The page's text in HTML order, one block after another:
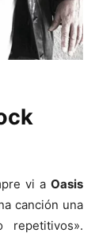
vi a Oasis
canción una